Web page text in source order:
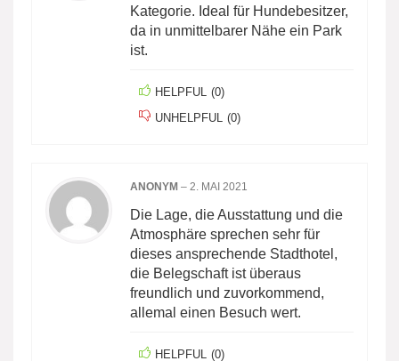
Kategorie. Ideal für Hundebesitzer,
da in unmittelbarer Nähe ein Park
ist.
HELPFUL (0)
UNHELPFUL (0)
ANONYM – 2. MAI 2021
Die Lage, die Ausstattung und die
Atmosphäre sprechen sehr für
dieses ansprechende Stadthotel,
die Belegschaft ist überaus
freundlich und zuvorkommend,
allemal einen Besuch wert.
HELPFUL (0)